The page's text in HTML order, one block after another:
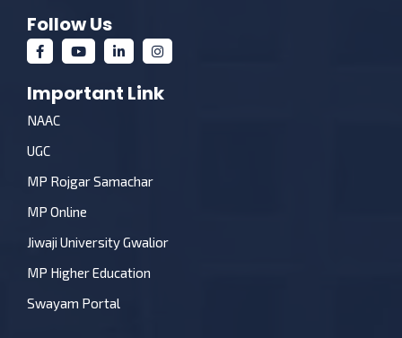
Follow Us
Important Link
NAAC
UGC
MP Rojgar Samachar
MP Online
Jiwaji University Gwalior
MP Higher Education
Swayam Portal